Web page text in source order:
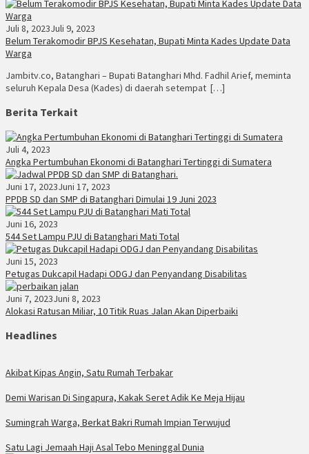
Juli 8, 2023Juli 9, 2023
Belum Terakomodir BPJS Kesehatan, Bupati Minta Kades Update Data
Warga
Jambitv.co, Batanghari – Bupati Batanghari Mhd. Fadhil Arief, meminta
seluruh Kepala Desa (Kades) di daerah setempat […]
Berita Terkait
Juli 4, 2023
Angka Pertumbuhan Ekonomi di Batanghari Tertinggi di Sumatera
Juni 17, 2023Juni 17, 2023
PPDB SD dan SMP di Batanghari Dimulai 19 Juni 2023
Juni 16, 2023
544 Set Lampu PJU di Batanghari Mati Total
Juni 15, 2023
Petugas Dukcapil Hadapi ODGJ dan Penyandang Disabilitas
Juni 7, 2023Juni 8, 2023
Alokasi Ratusan Miliar, 10 Titik Ruas Jalan Akan Diperbaiki
Headlines
Akibat Kipas Angin, Satu Rumah Terbakar
Demi Warisan Di Singapura, Kakak Seret Adik Ke Meja Hijau
Sumingrah Warga, Berkat Bakri Rumah Impian Terwujud
Satu Lagi Jemaah Haji Asal Tebo Meninggal Dunia